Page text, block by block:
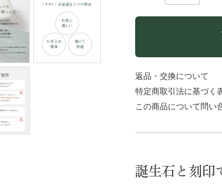
返品・交換について
特定商取引法に基づく
この商品について問い
誕生石と刻印